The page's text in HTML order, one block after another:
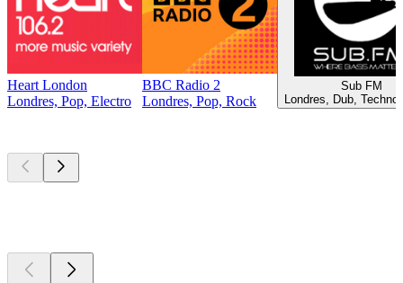
Heart London
Londres, Pop, Electro
BBC Radio 2
Londres, Pop, Rock
Sub FM
Londres, Dub,